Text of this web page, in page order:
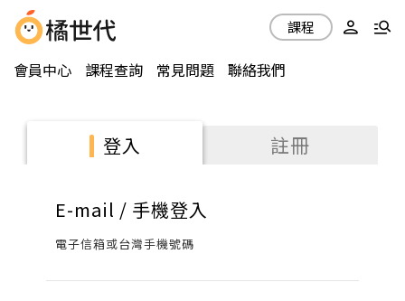
會員中心 課程查詢 常見問題 聯絡我們
課程
登入 註冊
E-mail / 手機登入
電子信箱或台灣手機號碼